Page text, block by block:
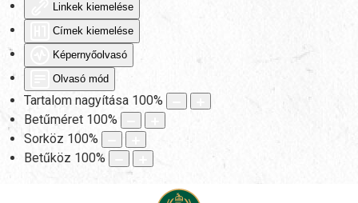
Linkek kiemelése
Címek kiemelése
Képernyőolvasó
Olvasó mód
Tartalom nagyítása 100%
Betűméret 100%
Sorköz 100%
Betűköz 100%